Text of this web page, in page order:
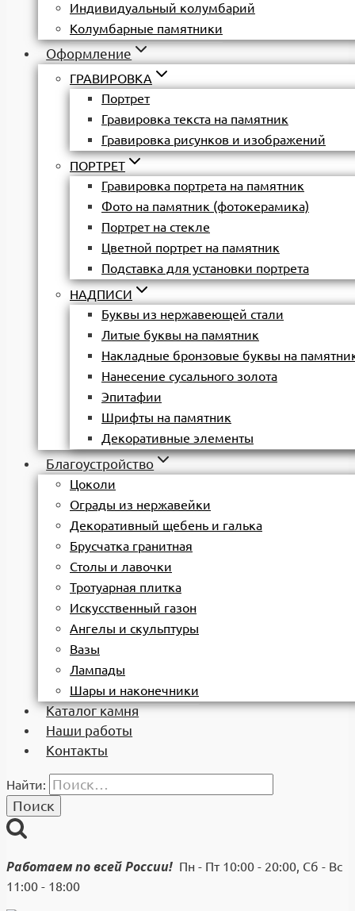
Индивидуальный колумбарий
Колумбарные памятники
Оформление
ГРАВИРОВКА
Портрет
Гравировка текста на памятник
Гравировка рисунков и изображений
ПОРТРЕТ
Гравировка портрета на памятник
Фото на памятник (фотокерамика)
Портрет на стекле
Цветной портрет на памятник
Подставка для установки портрета
НАДПИСИ
Буквы из нержавеющей стали
Литые буквы на памятник
Накладные бронзовые буквы на
Нанесение сусального золота
Эпитафии
Шрифты на памятник
Декоративные элементы
Благоустройство
Цоколи
Ограды из нержавейки
Декоративный щебень и галька
Брусчатка гранитная
Столы и лавочки
Тротуарная плитка
Искусственный газон
Ангелы и скульптуры
Вазы
Лампады
Шары и наконечники
Каталог камня
Наши работы
Контакты
Найти:
Работаем по всей России! Пн - Пт 10:00 - 20:00, Сб - Вс
11:00 - 18:00